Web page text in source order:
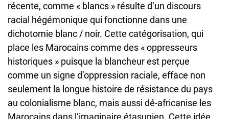
récente, comme « blancs » résulte d’un discours
racial hégémonique qui fonctionne dans une
dichotomie blanc / noir. Cette catégorisation, qui
place les Marocains comme des « oppresseurs
historiques » puisque la blancheur est perçue
comme un signe d’oppression raciale, efface non
seulement la longue histoire de résistance du pays
au colonialisme blanc, mais aussi dé-africanise les